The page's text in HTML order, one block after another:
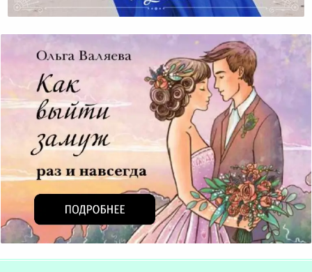
Становление Женственности. Девушка.